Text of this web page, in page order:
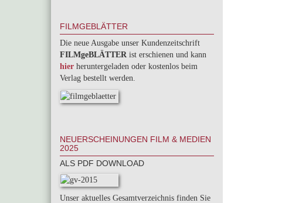
FILMGEBLÄTTER
Die neue Ausgabe unser Kundenzeitschrift
FILMgeBLÄTTER ist erschienen und kann
hier heruntergeladen oder kostenlos beim
Verlag bestellt werden.
NEUERSCHEINUNGEN FILM & MEDIEN
2025
ALS PDF DOWNLOAD
Unser aktuelles Gesamtverzeichnis finden Sie